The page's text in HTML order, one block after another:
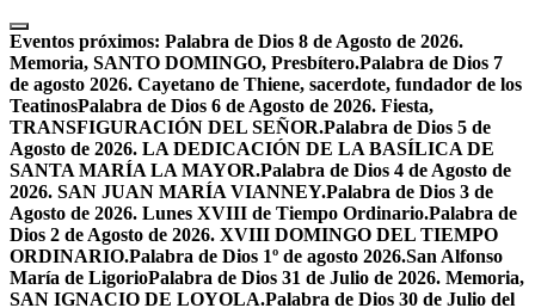
Skip
to
content
Eventos próximos: Palabra de Dios 8 de Agosto de 2026.
Memoria, SANTO DOMINGO, Presbítero.Palabra de Dios 7
de agosto 2026. Cayetano de Thiene, sacerdote, fundador de los
TeatinosPalabra de Dios 6 de Agosto de 2026. Fiesta,
TRANSFIGURACIÓN DEL SEÑOR.Palabra de Dios 5 de
Agosto de 2026. LA DEDICACIÓN DE LA BASÍLICA DE
SANTA MARÍA LA MAYOR.Palabra de Dios 4 de Agosto de
2026. SAN JUAN MARÍA VIANNEY.Palabra de Dios 3 de
Agosto de 2026. Lunes XVIII de Tiempo Ordinario.Palabra de
Dios 2 de Agosto de 2026. XVIII DOMINGO DEL TIEMPO
ORDINARIO.Palabra de Dios 1º de agosto 2026.San Alfonso
María de LigorioPalabra de Dios 31 de Julio de 2026. Memoria,
SAN IGNACIO DE LOYOLA.Palabra de Dios 30 de Julio del